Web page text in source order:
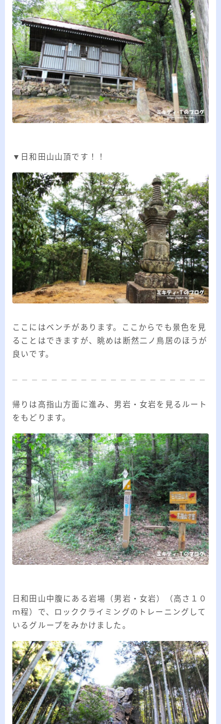
▼日和田山山頂です！！
ここにはベンチがあります。ここからでも景色を見
ることはできますが、眺めは断然二ノ鳥居のほうが
良いです。
帰りは高指山方面に進み、男岩・女岩を見るルート
をもどります。
日和田山中腹にある岩場（男岩・女岩）（高さ１０
ｍ程）で、ロッククライミングのトレーニングして
いるグループをみかけました。